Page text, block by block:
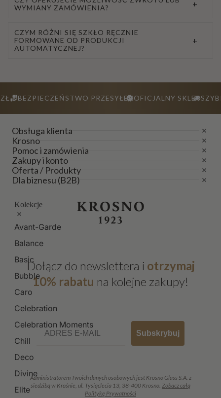
Kolekcje
Avant-Garde
Balance
Basic
Bubble
Caro
Celebration
Celebration Moments
Chill
Deco
Divine
Elite
WYMIANY ZAMÓWIENIA?
+
CZYM RÓŻNI SIĘ SZKŁO RĘCZNIE
FORMOWANE OD PRODUKCJI
AUTOMATYCZNEJ?
+
BEZPIECZEŃSTWO PRZESYŁEKOFICJALNY SKLEP
Obsługa klienta
Krosno
Pomoc i zamówienia
Zakupy i konto
Oferta / Produkty
Dla biznesu (B2B)
Dołącz do newslettera i otrzymaj
10% rabatu na kolejne zakupy!
Email
Subskrybuj
Administratorem Twoich danych osobowych jest Krosno Glass S.A. z
siedzibą w Krośnie, ul. Tysiąclecia 13, 38-400 Krosno. Zobacz całą
Politykę Prywatności